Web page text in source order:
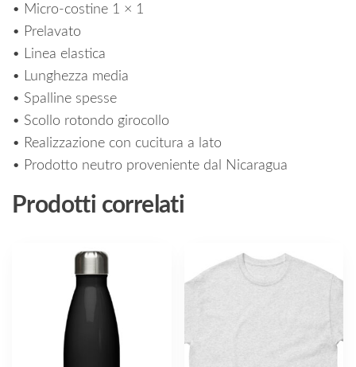
• Micro-costine 1 × 1
• Prelavato
• Linea elastica
• Lunghezza media
• Spalline spesse
• Scollo rotondo girocollo
• Realizzazione con cucitura a lato
• Prodotto neutro proveniente dal Nicaragua
Prodotti correlati
prodotto
Le